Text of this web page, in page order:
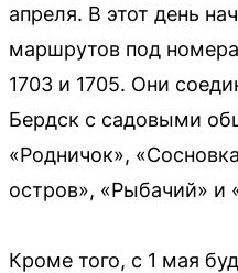
апреля. В этот день
маршрутов под
1703 и 1705. Они
Бердск с садовыми
«Родничок»,
остров», «Рыбачий» и
Кроме того, с 1 мая